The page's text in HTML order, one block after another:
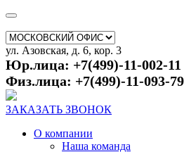
ул. Азовская, д. 6, кор. 3
Юр.лица: +7(499)-11-002-11
Физ.лица: +7(499)-11-093-79
ЗАКАЗАТЬ ЗВОНОК
О компании
Наша команда